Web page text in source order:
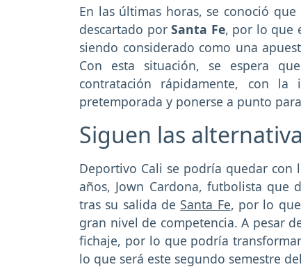
En las últimas horas, se conoció
descartado porSanta Fe, por lo que
siendo considerado como una
Con esta situación, se espera
contratación rápidamente, con
pretemporada y ponerse a punto
Siguen las
Deportivo Cali se podría quedar con
años, Jown Cardona, futbolista que
tras su salida de Santa Fe, por lo
gran nivel de competencia. A pesar
fichaje, por lo que podría
lo que será este segundo semestre